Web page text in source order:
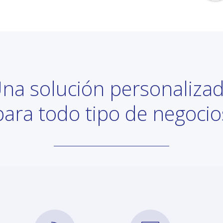
solución
todo tipo de